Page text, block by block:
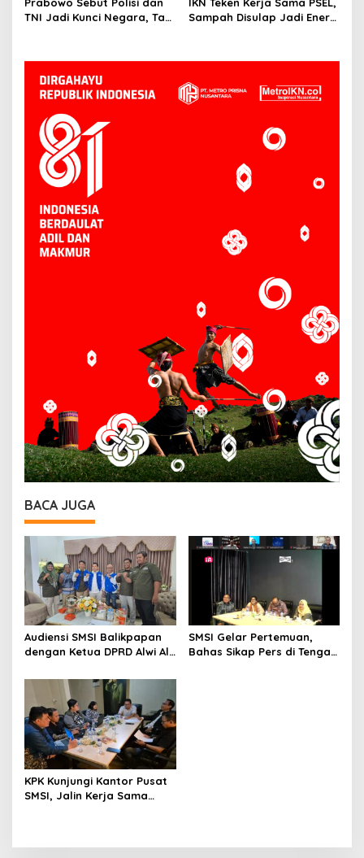
Prabowo Sebut Polisi dan
TNI Jadi Kunci Negara, Tapi
IKN Teken Kerja Sama PSEL,
Sampah Disulap Jadi Energi
BACA JUGA
Audiensi SMSI Balikpapan
dengan Ketua DPRD Alwi Al
dalam Pembangunan Kota
SMSI Gelar Pertemuan,
Bahas Sikap Pers di Tengah
KPK Kunjungi Kantor Pusat
SMSI, Jalin Kerja Sama